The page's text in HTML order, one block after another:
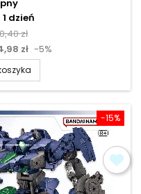
1 dzień
zł
zł -5%
-15%